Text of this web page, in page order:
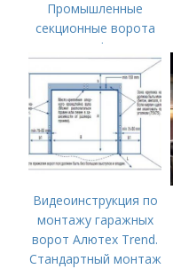
Промышленные
секционные ворота
ProPlus
Видеоинструкция по
монтажу гаражных
ворот Алютех Trend.
Стандартный монтаж